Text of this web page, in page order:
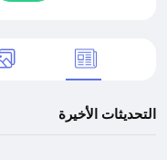
التحديثات الأخيرة